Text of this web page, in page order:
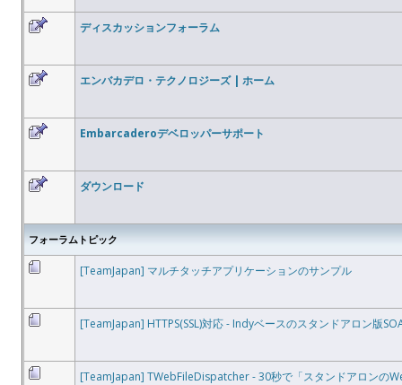
ディスカッションフォーラム
エンバカデロ・テクノロジーズ | ホーム
Embarcaderoデベロッパーサポート
ダウンロード
フォーラムトピック
[TeamJapan] マルチタッチアプリケーションのサンプル
[TeamJapan] HTTPS(SSL)対応 - Indyベースのスタンドアロン版
[TeamJapan] TWebFileDispatcher - 30秒で「スタンドアロンの